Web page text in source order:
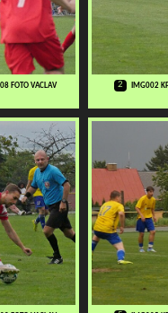
FOTO VACLAV
2
IMG002